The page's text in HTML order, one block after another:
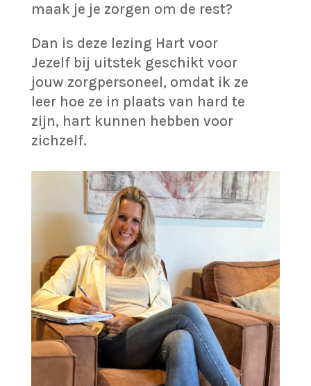
maak je je zorgen om de rest?
Dan is deze lezing Hart voor
Jezelf bij uitstek geschikt voor
jouw zorgpersoneel, omdat ik ze
leer hoe ze in plaats van hard te
zijn, hart kunnen hebben voor
zichzelf.